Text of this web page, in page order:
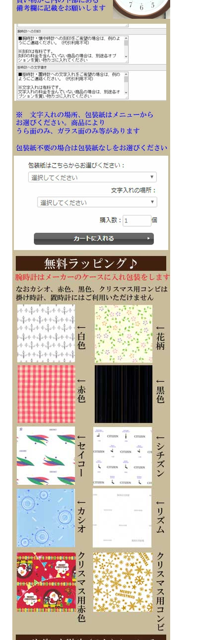
会社 永年勤続 周年記念 皆勤 栄転 定年 退職 竣工 落成記念 記念品 開店祝い 開院
開業 誕生日 入学 成人 卒業 結婚式 引き出物 ご結婚記念 ご出産祝い 金婚 ご成約記
ゼントにメッセージ文字名入れ時計を
※時計への文字書き金額（1ヶ所）込みの表示価格です
※１０日前後での発送となります（在庫ありの場合。在庫切れの場合もあります）
※文字はカート内の備考欄に記載ください。
※文字名入れ付き時計は代金引換のご利用をお断りしています